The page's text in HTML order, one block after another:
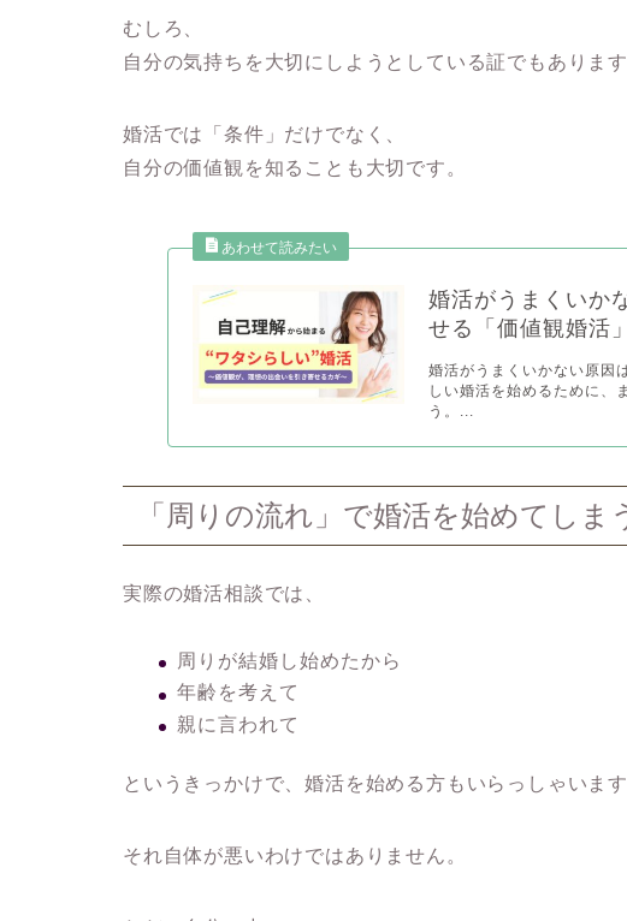
むしろ、
自分の気持ちを大切にしようとしている証でもあります
婚活では「条件」だけでなく、
自分の価値観を知ることも大切です。
婚活がうまくいか
せる「価値観婚活
婚活がうまくいかない原因
しい婚活を始めるために、
う。...
「周りの流れ」で婚活を始めてしま
実際の婚活相談では、
周りが結婚し始めたから
年齢を考えて
親に言われて
というきっかけで、婚活を始める方もいらっしゃいます
それ自体が悪いわけではありません。